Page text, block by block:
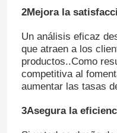
Productos
Sobre nosotros
Visita a la fábrica
2Mejora la
Un análisis eficaz
que atraen a los
productos..Como
competitiva al
aumentar las tasas
3Asegura la